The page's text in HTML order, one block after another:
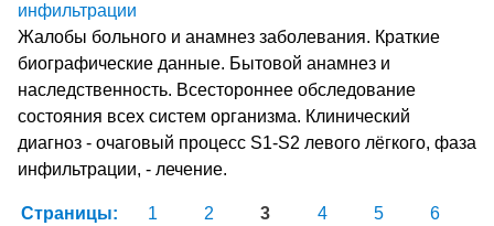
инфильтрации
Жалобы больного и анамнез заболевания. Краткие
биографические данные. Бытовой анамнез и
наследственность. Всестороннее обследование
состояния всех систем организма. Клинический
диагноз - очаговый процесс S1-S2 левого лёгкого, фаза
инфильтрации, - лечение.
Страницы: 1 2 3 4 5
6